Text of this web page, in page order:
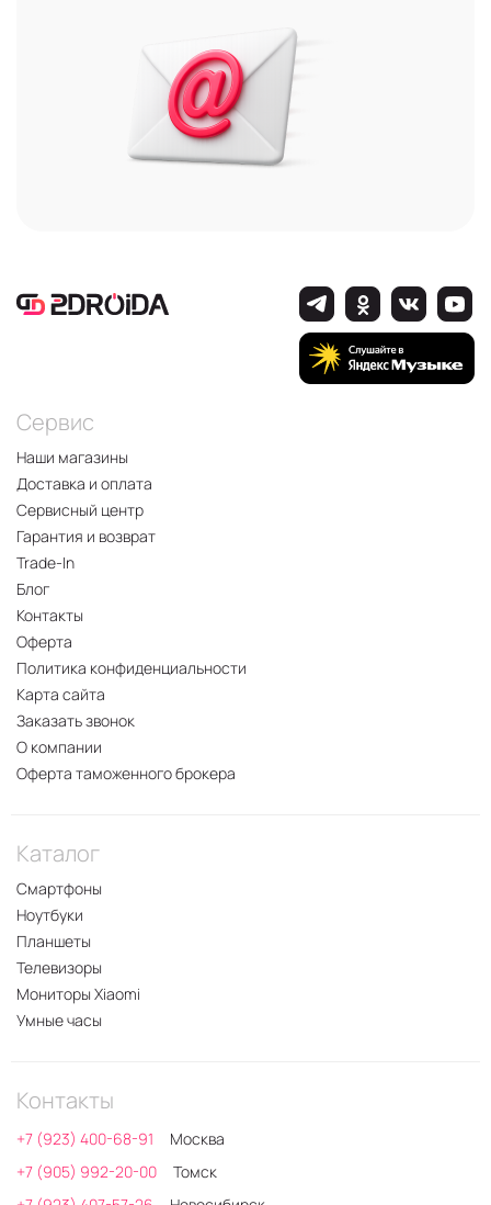
Сервис
Наши магазины
Доставка и оплата
Сервисный центр
Гарантия и возврат
Trade-In
Блог
Контакты
Оферта
Политика конфиденциальности
Карта сайта
Заказать звонок
О компании
Оферта таможенного брокера
Каталог
Смартфоны
Ноутбуки
Планшеты
Телевизоры
Мониторы Xiaomi
Умные часы
Контакты
+7 (923) 400-68-91
Москва
+7 (905) 992-20-00
Томск